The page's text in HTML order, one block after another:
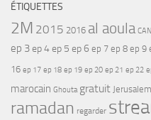
ÉTIQUETTES
2M 2015 2016 al aoula CAN
ep 3ep 4ep 5 ep 6 ep 7 ep 8 ep 9
16 ep 17 ep 18 ep 19 ep 20 ep 21 ep 22
marocain Ghouta gratuit Jerusalem
ramadan regarder